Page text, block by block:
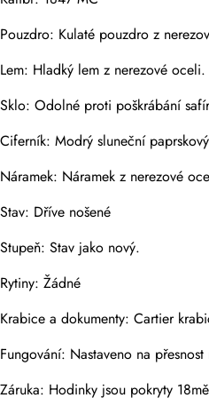
Pouzdro: Kulaté pouzdro z
Lem: Hladký lem z nerezové oceli.
Sklo: Odolné proti poškrábání
Ciferník: Modrý sluneční
Náramek: Náramek z nerezové
Stav: Dříve nošené
Stupeň: Stav jako nový.
Rytiny: Žádné
Krabice a dokumenty: Cartier
Fungování: Nastaveno na
Záruka: Hodinky jsou pokryty